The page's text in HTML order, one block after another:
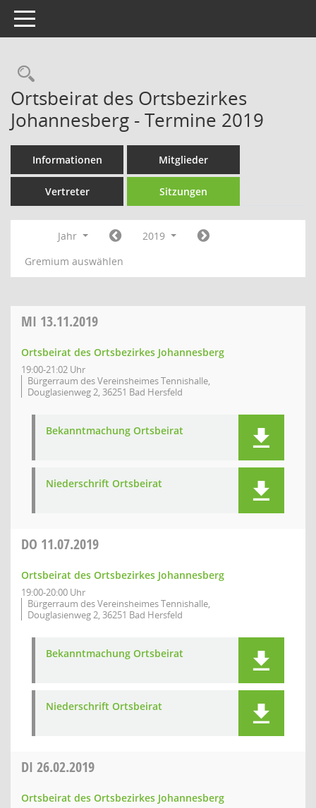
Toggle navigation
Rechercheauswahl
Ortsbeirat des Ortsbezirkes
Johannesberg - Termine 2019
Informationen Mitglieder
Vertreter Sitzungen
Jahr
2019
Gremium auswählen
MI 13.11.2019
Ortsbeirat des Ortsbezirkes Johannesberg
19:00-21:02 Uhr
Bürgerraum des Vereinsheimes Tennishalle,
Douglasienweg 2, 36251 Bad Hersfeld
Bekanntmachung Ortsbeirat
Niederschrift Ortsbeirat
DO 11.07.2019
Ortsbeirat des Ortsbezirkes Johannesberg
19:00-20:00 Uhr
Bürgerraum des Vereinsheimes Tennishalle,
Douglasienweg 2, 36251 Bad Hersfeld
Bekanntmachung Ortsbeirat
Niederschrift Ortsbeirat
DI 26.02.2019
Ortsbeirat des Ortsbezirkes Johannesberg